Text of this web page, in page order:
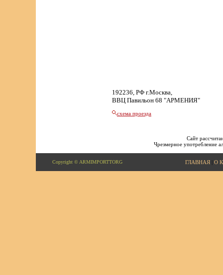
192236, РФ г.Москва,
ВВЦ Павильон 68 "АРМЕНИЯ"
схема проезда
Сайт
Чрезмерное употребление
Copyright © ARMIMPORTTORG ГЛАВНАЯ| О